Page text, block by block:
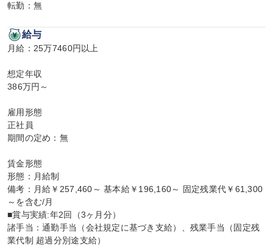
転勤：無
給与
月給：25万7460円以上
想定年収
386万円～
雇用形態
正社員
期間の定め：無
賃金形態
形態：月給制
備考：月給￥257,460～ 基本給￥196,160～ 固定残業代￥61,300
～を含む/月
■賞与実績:年2回（3ヶ月分）
諸手当：通勤手当（会社規定に基づき支給）、残業手当（固定残
業代制 超過分別途支給）